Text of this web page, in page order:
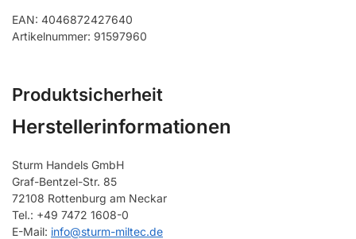
EAN: 4046872427640
Artikelnummer: 91597960
Produktsicherheit
Herstellerinformationen
Sturm Handels GmbH
Graf-Bentzel-Str. 85
72108 Rottenburg am Neckar
Tel.: +49 7472 1608-0
E-Mail: info@sturm-miltec.de